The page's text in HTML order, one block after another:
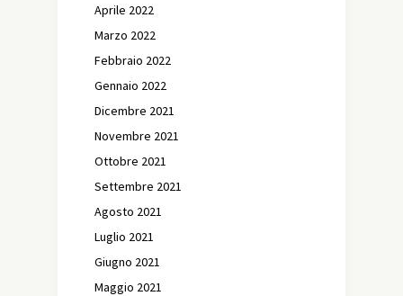
Aprile 2022
Marzo 2022
Febbraio 2022
Gennaio 2022
Dicembre 2021
Novembre 2021
Ottobre 2021
Settembre 2021
Agosto 2021
Luglio 2021
Giugno 2021
Maggio 2021